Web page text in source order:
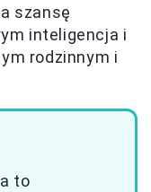
szansę
inteligencja i
rodzinnym i
to